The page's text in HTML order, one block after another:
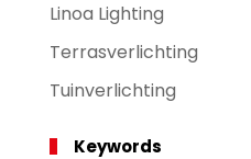
Linoa Lighting
Terrasverlichting
Tuinverlichting
Keywords